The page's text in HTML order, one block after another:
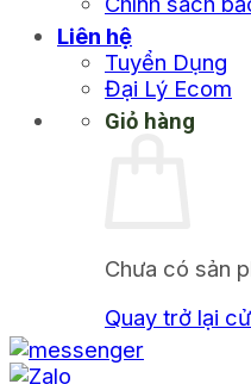
Liên hệ
Tuyển Dụng
Đại Lý Ecom
Giỏ hàng
Chưa có sản
Quay trở lại